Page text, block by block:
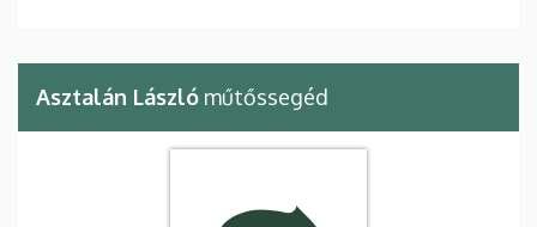
Asztalán László műtőssegéd